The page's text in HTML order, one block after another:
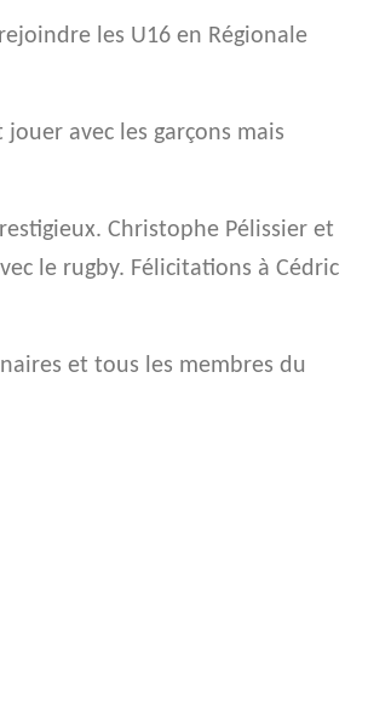
les U16 en Régionale
avec les garçons mais
Christophe Pélissier et
le rugby. Félicitations à Cédric
et tous les membres du